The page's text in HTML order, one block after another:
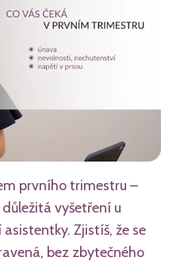
prvního trimestru –
vyšetření u
Zjistíš, že se
bez zbytečného